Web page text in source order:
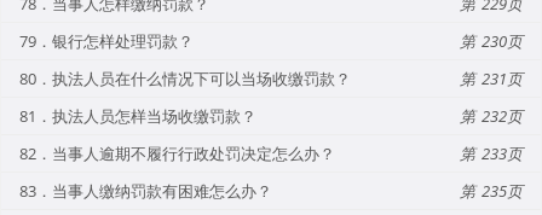
79．银行怎样处理罚款？
230
80．执法人员在什么情况下可以当场收缴罚款？
231
81．执法人员怎样当场收缴罚款？
232
82．当事人逾期不履行行政处罚决定怎么办？
233
83．当事人缴纳罚款有困难怎么办？
235